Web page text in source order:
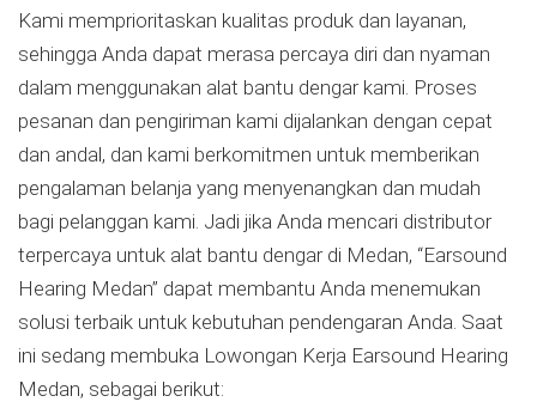
Kami memprioritaskan kualitas produk dan layanan,
sehingga Anda dapat merasa percaya diri dan nyaman
dalam menggunakan alat bantu dengar kami. Proses
pesanan dan pengiriman kami dijalankan dengan cepat
dan andal, dan kami berkomitmen untuk memberikan
pengalaman belanja yang menyenangkan dan mudah
bagi pelanggan kami. Jadi jika Anda mencari distributor
terpercaya untuk alat bantu dengar di Medan, “Earsound
Hearing Medan” dapat membantu Anda menemukan
solusi terbaik untuk kebutuhan pendengaran Anda. Saat
ini sedang membuka Lowongan Kerja Earsound Hearing
Medan, sebagai berikut: